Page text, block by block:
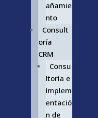
añamie
nto
Consult
oría
CRM
Consu
ltoría e
Implem
entació
n de